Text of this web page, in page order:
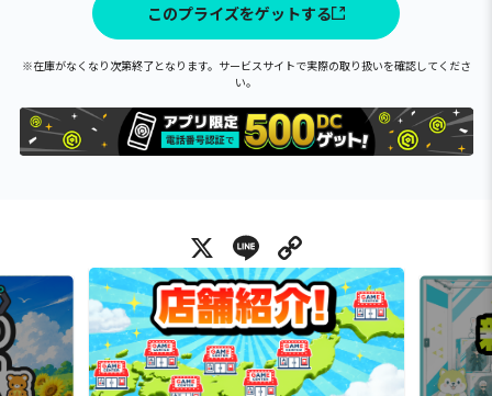
このプライズをゲットする
※在庫がなくなり次第終了となります。サービスサイトで実際の取り扱いを確認してくださ
い。
X Line